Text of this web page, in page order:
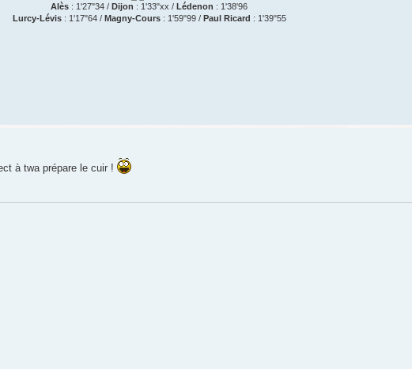
Alès : 1'27"34 / Dijon : 1'33"xx / Lédenon : 1'38'96
Lurcy-Lévis: 1'17"64 / Magny-Cours: 1'59"99 / Paul Ricard : 1'39"55
à twa prépare le cuir !